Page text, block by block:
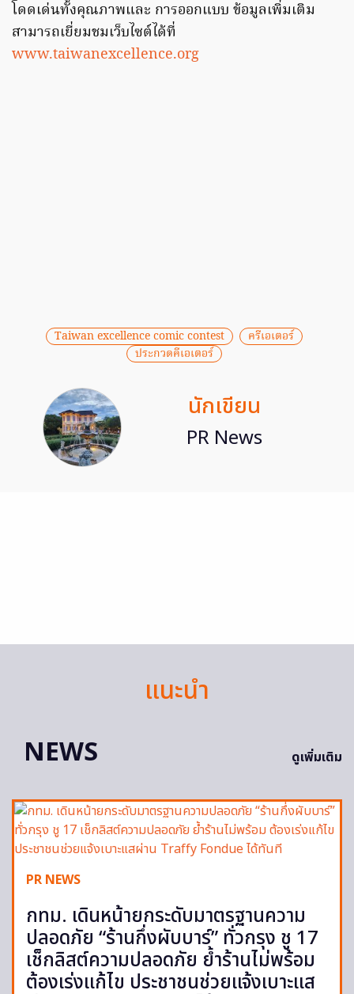
โดดเด่นทั้งคุณภาพและ การออกแบบ ข้อมูลเพิ่มเติม
สามารถเยี่ยมชมเว็บไซต์ได้ที่
www.taiwanexcellence.org
Taiwan excellence comic contest
ครีเอเตอร์
ประกวดคีเอเตอร์
นักเขียน
PR News
แนะนำ
NEWS
ดูเพิ่มเติม
PR NEWS
กทม. เดินหน้ายกระดับมาตรฐานความ
ปลอดภัย “ร้านกึ่งผับบาร์” ทั่วกรุง ชู 17
เช็กลิสต์ความปลอดภัย ย้ำร้านไม่พร้อม
ต้องเร่งแก้ไข ประชาชนช่วยแจ้งเบาะแส